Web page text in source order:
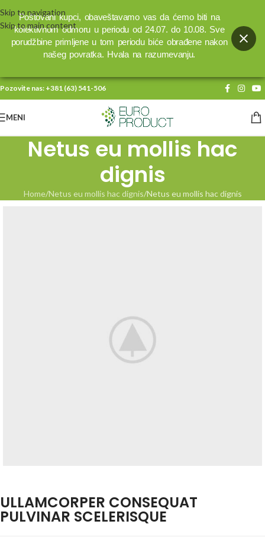
Skip to navigation
Skip to main content
Pozovite nas: +381 (63) 541-506
MENI
Netus eu mollis hac
dignis
Home Netus eu mollis hac dignis Netus eu mollis hac dignis
ULLAMCORPER CONSEQUAT
PULVINAR SCELERISQUE
Poštovani kupci, obaveštavamo vas da ćemo biti na
kolektivnom odmoru u periodu od 24.07. do 10.08. Sve
porudžbine primljene u tom periodu biće obrađene nakon
našeg povratka. Hvala na razumevanju.